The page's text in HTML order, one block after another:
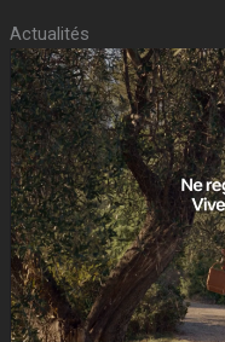
Actualités